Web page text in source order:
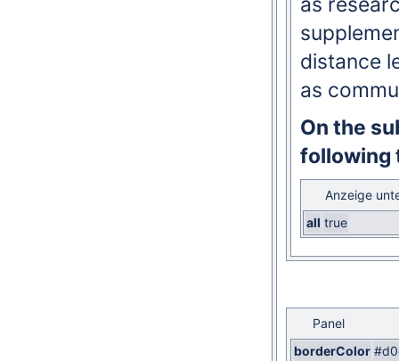
distance
as
On the
following
Anzeige
all true
Panel
borderColor